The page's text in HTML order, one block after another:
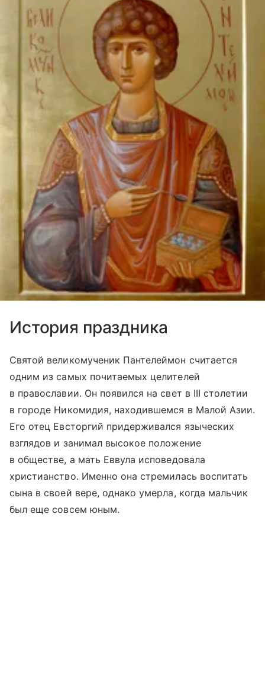
История праздника
Святой великомученик Пантелеймон считается
одним из самых почитаемых целителей
в православии. Он появился на свет в III столетии
в городе Никомидия, находившемся в Малой Азии.
Его отец Евсторгий придерживался языческих
взглядов и занимал высокое положение
в обществе, а мать Еввула исповедовала
христианство. Именно она стремилась воспитать
сына в своей вере, однако умерла, когда мальчик
был еще совсем юным.